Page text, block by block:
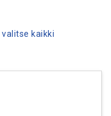
valitse kaikki